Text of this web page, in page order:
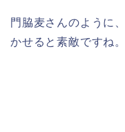
門脇麦さんのように
かせると素敵ですね。